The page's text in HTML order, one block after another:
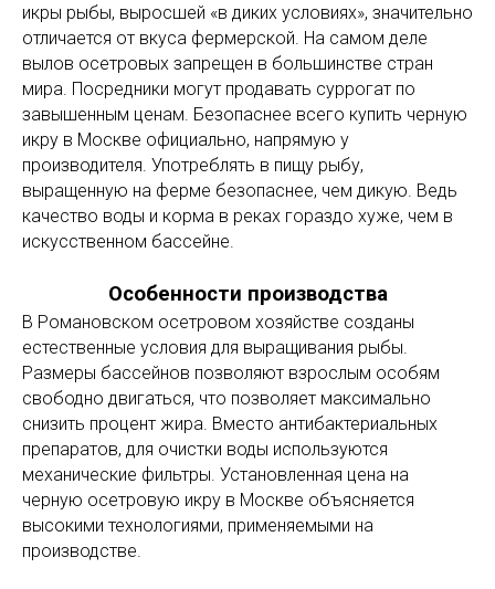
икры рыбы, выросшей «в диких условиях», значительно
отличается от вкуса фермерской. На самом деле
вылов осетровых запрещен в большинстве стран
мира. Посредники могут продавать суррогат по
завышенным ценам. Безопаснее всего купить черную
икру в Москве официально, напрямую у
производителя. Употреблять в пищу рыбу,
выращенную на ферме безопаснее, чем дикую. Ведь
качество воды и корма в реках гораздо хуже, чем в
искусственном бассейне.
Особенности производства
В Романовском осетровом хозяйстве созданы
естественные условия для выращивания рыбы.
Размеры бассейнов позволяют взрослым особям
свободно двигаться, что позволяет максимально
снизить процент жира. Вместо антибактериальных
препаратов, для очистки воды используются
механические фильтры. Установленная цена на
черную осетровую икру в Москве объясняется
высокими технологиями, применяемыми на
производстве.